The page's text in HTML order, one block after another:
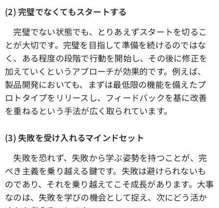
(2) 完璧でなくてもスタートする
完璧でない状態でも、とりあえずスタートを切るこ
とが大切です。完璧を目指して準備を続けるのではな
く、ある程度の段階で行動を開始し、その後に修正を
加えていくというアプローチが効果的です。例えば、
製品開発においても、まずは最低限の機能を備えたプ
ロトタイプをリリースし、フィードバックを基に改善
を重ねるという手法が広く取られています。
(3) 失敗を受け入れるマインドセット
失敗を恐れず、失敗から学ぶ姿勢を持つことが、完
ぺき主義を乗り越える鍵です。失敗は避けられないも
のであり、それを乗り越えてこそ成長があります。大事
なのは、失敗を学びの機会として捉え、次にどう活か